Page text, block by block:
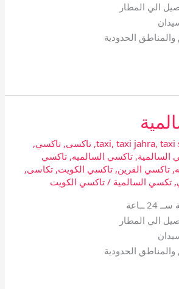
الي المطار
الحدودية
taxi, taxi jahra, taxi
,تاكسى,تاكسي,
السالمية,تاكسي السالميه,تاكسي
,تاكسي القرين,تاكسي الكويت,تكاسى,
,تكسي السالمية /تاكسي الكويت
ــاعة
الي المطار
الحدودية